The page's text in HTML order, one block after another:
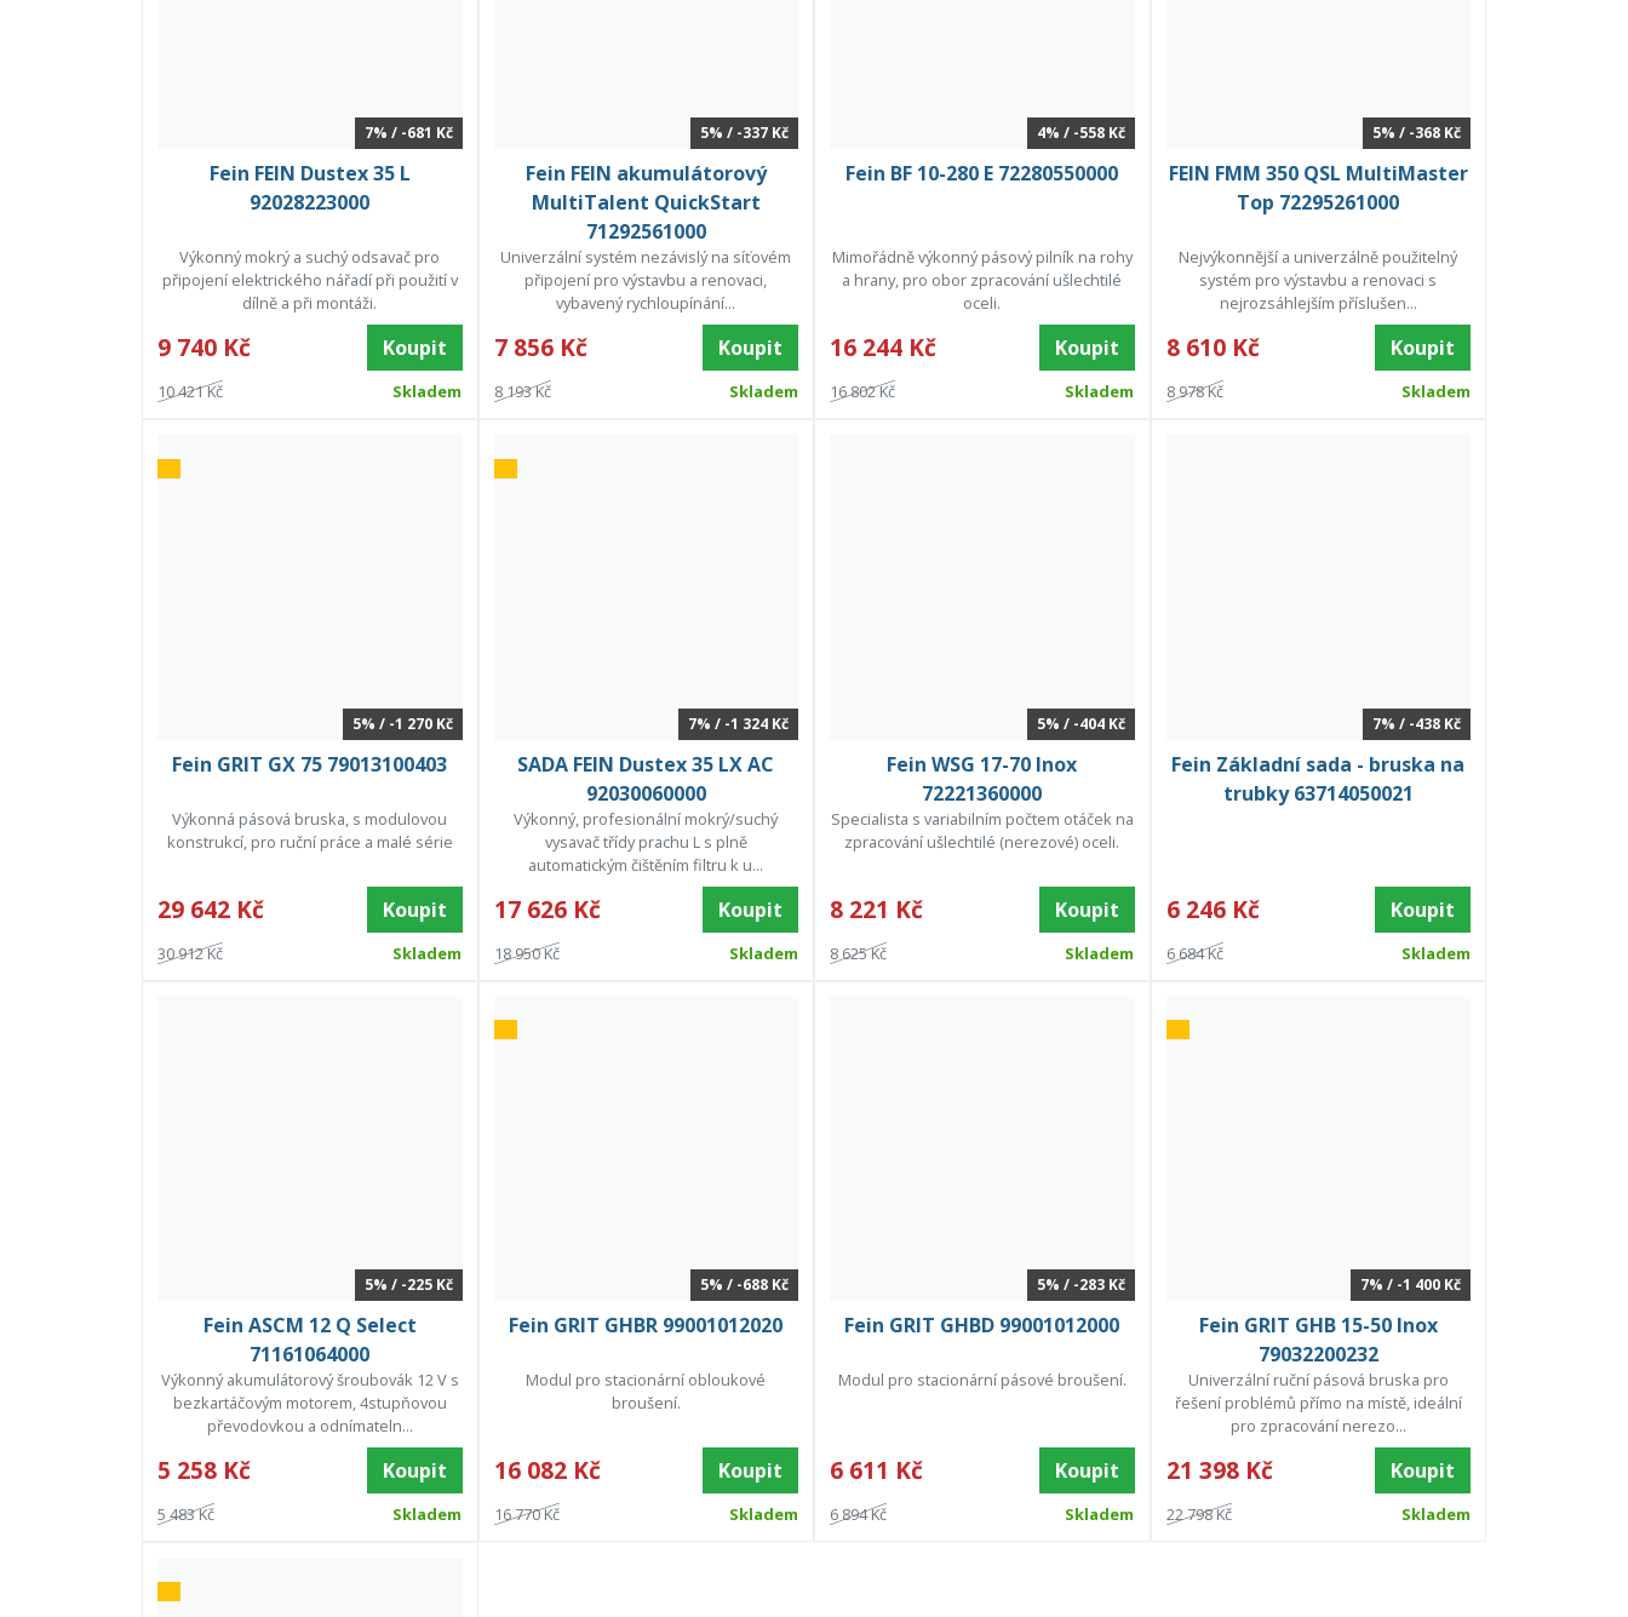
7% / -681 Kč
Fein FEIN Dustex 35 L
92028223000
Výkonný mokrý a suchý odsavač pro
připojení elektrického nářadí při použití v
dílně a při montáži.
9 740 Kč Koupit
10 421 Kč Skladem
5% / -337 Kč
Fein FEIN akumulátorový
MultiTalent QuickStart
71292561000
Univerzální systém nezávislý na síťovém
připojení pro výstavbu a renovaci,
vybavený rychloupínání...
7 856 Kč Koupit
8 193 Kč Skladem
4% / -558 Kč
Fein BF 10-280 E 72280550000
Mimořádně výkonný pásový pilník na rohy
a hrany, pro obor zpracování ušlechtilé
oceli.
16 244 Kč Koupit
16 802 Kč Skladem
5% / -368 Kč
FEIN FMM 350 QSL MultiMaster
Top 72295261000
Nejvýkonnější a univerzálně použitelný
systém pro výstavbu a renovaci s
nejrozsáhlejším příslušen...
8 610 Kč Koupit
8 978 Kč Skladem
5% / -1 270 Kč
Fein GRIT GX 75 79013100403
Výkonná pásová bruska, s modulovou
konstrukcí, pro ruční práce a malé série
29 642 Kč Koupit
30 912 Kč Skladem
7% / -1 324 Kč
SADA FEIN Dustex 35 LX AC
92030060000
Výkonný, profesionální mokrý/suchý
vysavač třídy prachu L s plně
automatickým čištěním filtru k u...
17 626 Kč Koupit
18 950 Kč Skladem
5% / -404 Kč
Fein WSG 17-70 Inox
72221360000
Specialista s variabilním počtem otáček na
zpracování ušlechtilé (nerezové) oceli.
8 221 Kč Koupit
8 625 Kč Skladem
7% / -438 Kč
Fein Základní sada - bruska na
trubky 63714050021
6 246 Kč Koupit
6 684 Kč Skladem
5% / -225 Kč
Fein ASCM 12 Q Select
71161064000
Výkonný akumulátorový šroubovák 12 V s
bezkartáčovým motorem, 4stupňovou
převodovkou a odnímateln...
5 258 Kč Koupit
5 483 Kč Skladem
5% / -688 Kč
Fein GRIT GHBR 99001012020
Modul pro stacionární obloukové
broušení.
16 082 Kč Koupit
16 770 Kč Skladem
5% / -283 Kč
Fein GRIT GHBD 99001012000
Modul pro stacionární pásové broušení.
6 611 Kč Koupit
6 894 Kč Skladem
7% / -1 400 Kč
Fein GRIT GHB 15-50 Inox
79032200232
Univerzální ruční pásová bruska pro
řešení problémů přímo na místě, ideální
pro zpracování nerezo...
21 398 Kč Koupit
22 798 Kč Skladem